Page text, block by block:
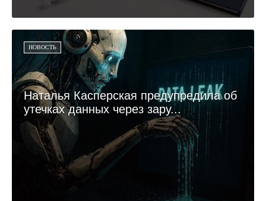
НОВОСТЬ
Наталья Касперская предупредила об
утечках данных через зару...